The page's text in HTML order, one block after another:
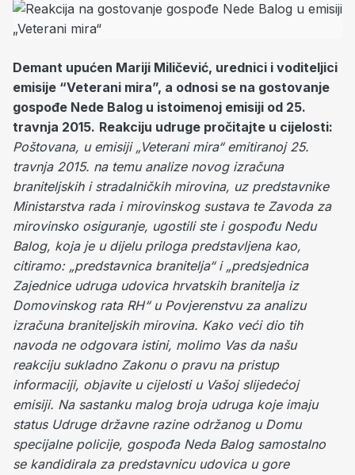
Demant upućen Mariji Miličević, urednici i voditeljici
emisije “Veterani mira”, a odnosi se na gostovanje
gospođe Nede Balog u istoimenoj emisiji od 25.
travnja 2015. Reakciju udruge pročitajte u cijelosti:
Poštovana, u emisiji „Veterani mira“ emitiranoj 25.
travnja 2015. na temu analize novog izračuna
braniteljskih i stradalničkih mirovina, uz predstavnike
Ministarstva rada i mirovinskog sustava te Zavoda za
mirovinsko osiguranje, ugostili ste i gospođu Nedu
Balog, koja je u dijelu priloga predstavljena kao,
citiramo: „predstavnica branitelja“ i „predsjednica
Zajednice udruga udovica hrvatskih branitelja iz
Domovinskog rata RH“ u Povjerenstvu za analizu
izračuna braniteljskih mirovina. Kako veći dio tih
navoda ne odgovara istini, molimo Vas da našu
reakciju sukladno Zakonu o pravu na pristup
informaciji, objavite u cijelosti u Vašoj slijedećoj
emisiji. Na sastanku malog broja udruga koje imaju
status Udruge državne razine održanog u Domu
specijalne policije, gospođa Neda Balog samostalno
se kandidirala za predstavnicu udovica u gore